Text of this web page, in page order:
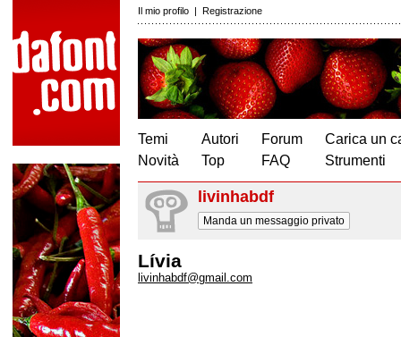
Il mio profilo | Registrazione
Temi
Novità
Autori
Top
Forum
FAQ
Carica un
Strumenti
livinhabdf
Manda un messaggio privato
Lívia
livinhabdf@gmail.com